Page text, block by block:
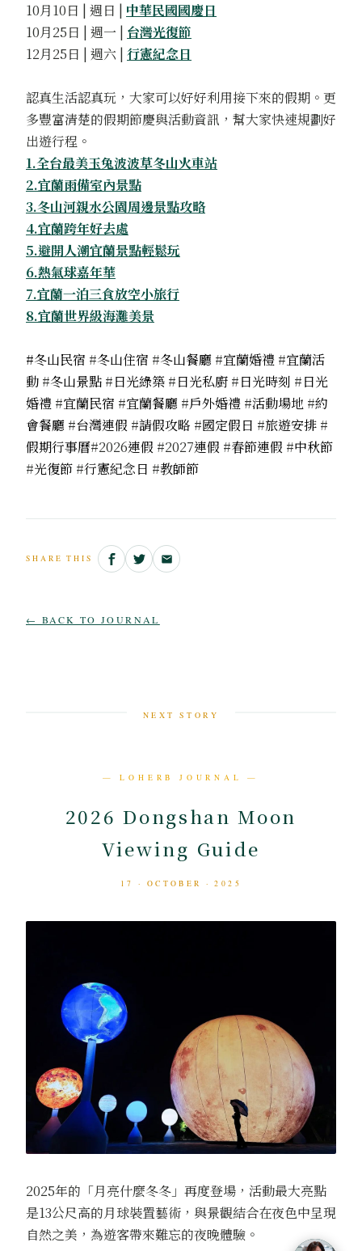
10月10日 | 週日 | 中華民國國慶日
10月25日 | 週一 | 台灣光復節
12月25日 | 週六 | 行憲紀念日
認真生活認真玩，大家可以好好利用接下來的假期。更
多豐富清楚的假期節慶與活動資訊，幫大家快速規劃好
出遊行程。
1.全台最美玉兔波波草冬山火車站
2.宜蘭雨備室內景點
3.冬山河親水公園周邊景點攻略
4.宜蘭跨年好去處
5.避開人潮宜蘭景點輕鬆玩
6.熱氣球嘉年華
7.宜蘭一泊三食放空小旅行
8.宜蘭世界級海灘美景
#冬山民宿 #冬山住宿 #冬山餐廳 #宜蘭婚禮 #宜蘭活
動 #冬山景點 #日光綠築 #日光私廚 #日光時刻 #日光
婚禮 #宜蘭民宿 #宜蘭餐廳 #戶外婚禮 #活動場地 #約
會餐廳 #台灣連假 #請假攻略 #國定假日 #旅遊安排 #
假期行事曆#2026連假 #2027連假 #春節連假 #中秋節
#光復節 #行憲紀念日 #教師節
SHARE THIS
← BACK TO JOURNAL
NEXT STORY
— LOHERB JOURNAL —
2026 Dongshan Moon
Viewing Guide
17 · OCTOBER · 2025
2025年的「月亮什麼冬冬」再度登場，活動最大亮點
是13公尺高的月球裝置藝術，與景觀結合在夜色中呈現
自然之美，為遊客帶來難忘的夜晚體驗。